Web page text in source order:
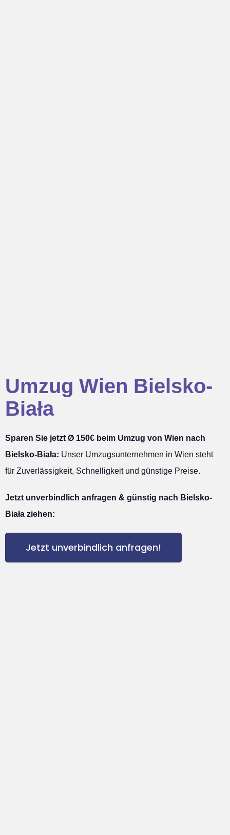
Umzug Wien Bielsko-
Biała
Sparen Sie jetzt Ø 150€ beim Umzug von Wien nach
Bielsko-Biała: Unser Umzugsunternehmen in Wien steht
für Zuverlässigkeit, Schnelligkeit und günstige Preise.
Jetzt unverbindlich anfragen & günstig nach Bielsko-
Biała ziehen:
Jetzt unverbindlich anfragen!